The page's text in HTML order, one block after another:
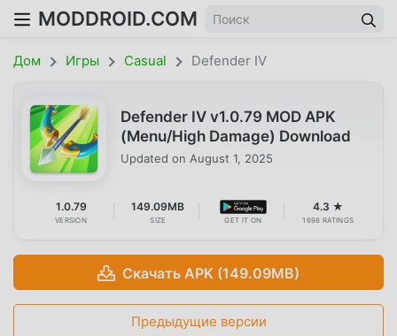
MODDROID.COM
Дом Игры Casual Defender IV
Defender IV v1.0.79 MOD APK
(Menu/High Damage) Download
Updated on August 1, 2025
1.0.79
VERSION
149.09MB
SIZE GET IT ON
4.3 ★
1698 RATINGS
Скачать APK (149.09MB)
Предыдущие версии